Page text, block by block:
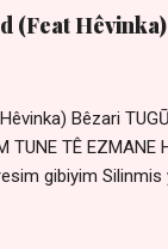
(Feat
Bêzari
TUNE TÊ
gibiyim
Li dile